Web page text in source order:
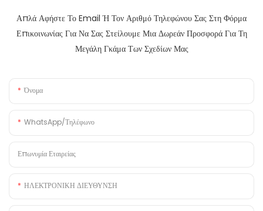
Απλά Αφήστε Το Email Ή Τον Αριθμό Τηλεφώνου Σας Στη Φόρμα
Επικοινωνίας Για Να Σας Στείλουμε Μια Δωρεάν Προσφορά Για Τη
Μεγάλη Γκάμα Των Σχεδίων Μας
Όνομα
WhatsApp/Τηλέφωνο
Επωνυμία Εταιρείας
ΗΛΕΚΤΡΟΝΙΚΗ ΔΙΕΥΘΥΝΣΗ